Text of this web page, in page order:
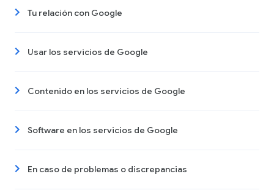
Tu relación con Google
Usar los servicios de Google
Contenido en los servicios de Google
Software en los servicios de Google
En caso de problemas o discrepancias